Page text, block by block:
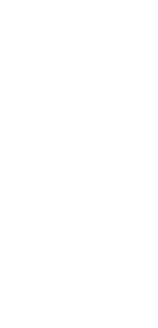
Že 27. mednarodna
dirka bo trajala pet dni,
tega štiri ekipe
Bahrain Victorious
Letošnja »zelena
zaobjela Slovenijo,
kot jih za tekmovanja
kolesarsko karavano
letos spet kolesarili v
Radgono in Radence
V prvi etapi ni